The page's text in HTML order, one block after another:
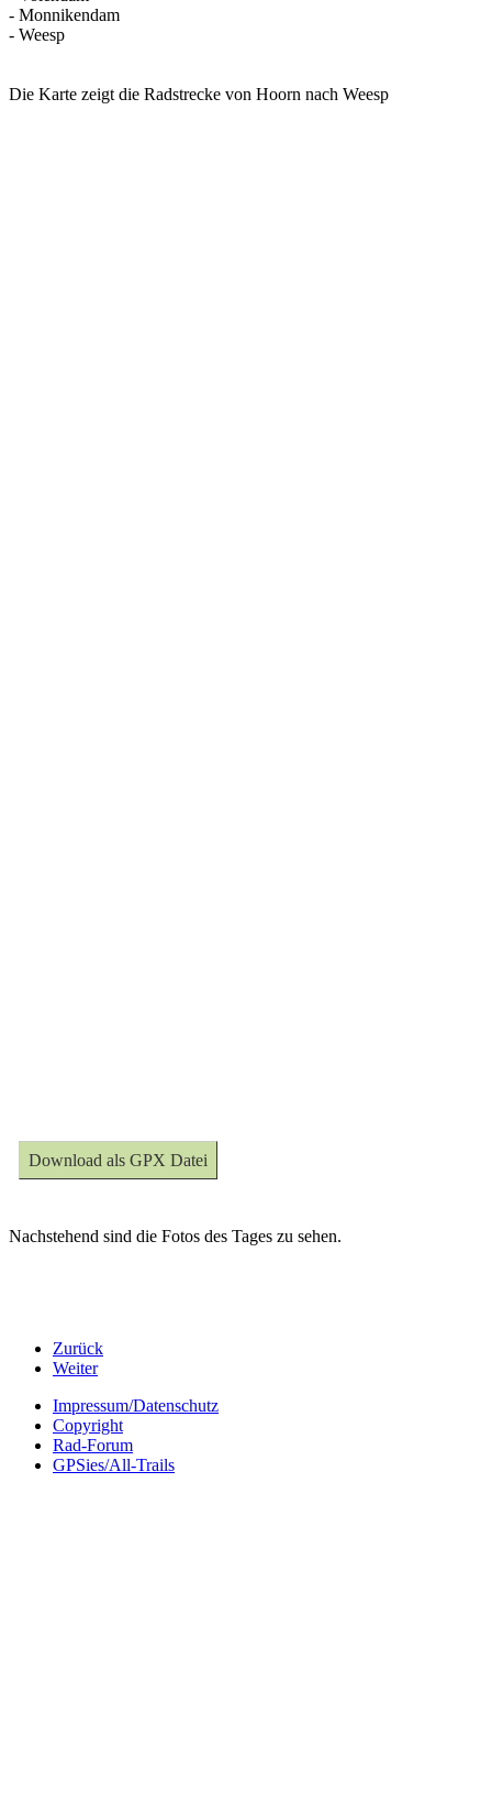
- Monnikendam
- Weesp
Die Karte zeigt die Radstrecke von Hoorn nach Weesp
Download als GPX Datei
Nachstehend sind die Fotos des Tages zu sehen.
Zurück
Weiter
Impressum/Datenschutz
Copyright
Rad-Forum
GPSies/All-Trails